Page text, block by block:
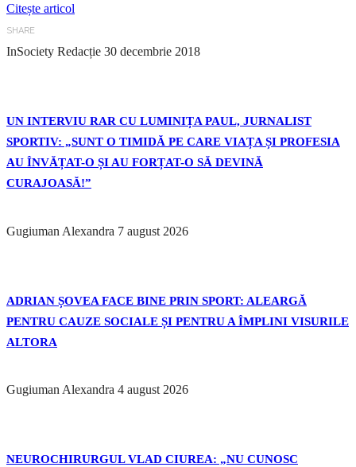
Citește articol
SHARE
InSociety Redacție 30 decembrie 2018
UN INTERVIU RAR CU LUMINIȚA PAUL, JURNALIST
SPORTIV: „SUNT O TIMIDĂ PE CARE VIAȚA ȘI PROFESIA
AU ÎNVĂȚAT-O ȘI AU FORȚAT-O SĂ DEVINĂ
CURAJOASĂ!”
Gugiuman Alexandra 7 august 2026
ADRIAN ȘOVEA FACE BINE PRIN SPORT: ALEARGĂ
PENTRU CAUZE SOCIALE ȘI PENTRU A ÎMPLINI VISURILE
ALTORA
Gugiuman Alexandra 4 august 2026
NEUROCHIRURGUL VLAD CIUREA: „NU CUNOSC